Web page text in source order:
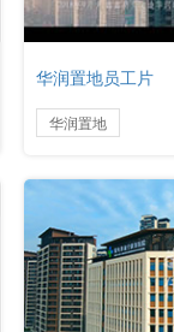
华润置地员工片
华润置地